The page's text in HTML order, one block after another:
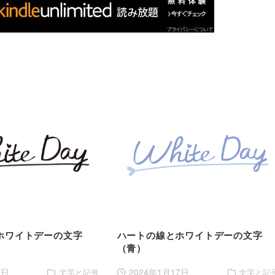
ワイトデーの文字
文字と記号
ハートの線とホワイトデーの文字
（青）
2024年1月17日 文字と記